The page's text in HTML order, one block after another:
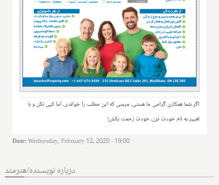
اگر شما همکاری گرامی ما هستی، مرسی که این مطلب را خواندی، اما کپی نکن و با
تغییر به نام خودت نزن، خودت زحمت بکش!
Date:Wednesday, February 12, 2020 - 19:00
درباره نویسنده/هنرمند